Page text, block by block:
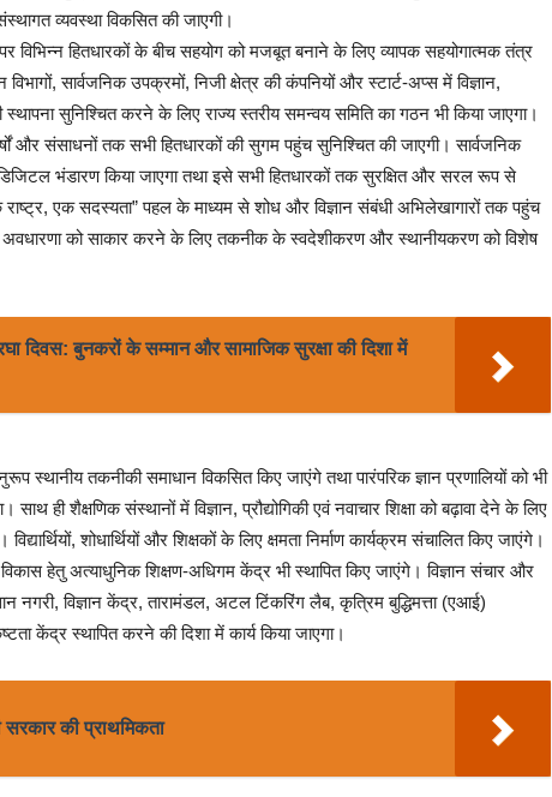
व्यवस्था विकसित की जाएगी।
विभिन्न हितधारकों के बीच सहयोग को मजबूत बनाने के लिए व्यापक सहयोगात्मक तंत्र
सार्वजनिक उपक्रमों, निजी क्षेत्र की कंपनियों और स्टार्ट-अप्स में विज्ञान,
स्थापना सुनिश्चित करने के लिए राज्य स्तरीय समन्वय समिति का गठन भी किया जाएगा।
और संसाधनों तक सभी हितधारकों की सुगम पहुंच सुनिश्चित की जाएगी। सार्वजनिक
डिजिटल भंडारण किया जाएगा तथा इसे सभी हितधारकों तक सुरक्षित और सरल रूप से
एक सदस्यता” पहल के माध्यम से शोध और विज्ञान संबंधी अभिलेखागारों तक पहुंच
अवधारणा को साकार करने के लिए तकनीक के स्वदेशीकरण और स्थानीयकरण को विशेष
दिवस: बुनकरों के सम्मान और सामाजिक सुरक्षा की दिशा में
तकनीकी समाधान विकसित किए जाएंगे तथा पारंपरिक ज्ञान प्रणालियों को भी
ही शैक्षणिक संस्थानों में विज्ञान, प्रौद्योगिकी एवं नवाचार शिक्षा को बढ़ावा देने के लिए
शोधार्थियों और शिक्षकों के लिए क्षमता निर्माण कार्यक्रम संचालित किए जाएंगे।
हेतु अत्याधुनिक शिक्षण-अधिगम केंद्र भी स्थापित किए जाएंगे। विज्ञान संचार और
नगरी, विज्ञान केंद्र, तारामंडल, अटल टिंकरिंग लैब, कृत्रिम बुद्धिमत्ता (एआई)
केंद्र स्थापित करने की दिशा में कार्य किया जाएगा।
सरकार की प्राथमिकता